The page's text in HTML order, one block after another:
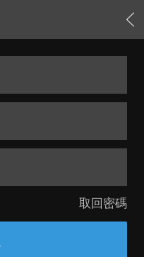
取回密碼